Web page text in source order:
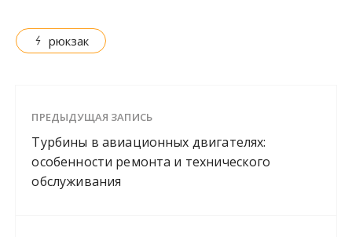
рюкзак
ПРЕДЫДУЩАЯ ЗАПИСЬ
Турбины в авиационных двигателях:
особенности ремонта и технического
обслуживания